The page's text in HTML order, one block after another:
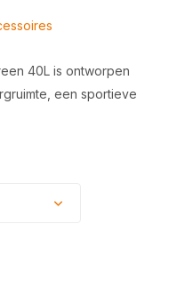
40L is ontworpen
een sportieve